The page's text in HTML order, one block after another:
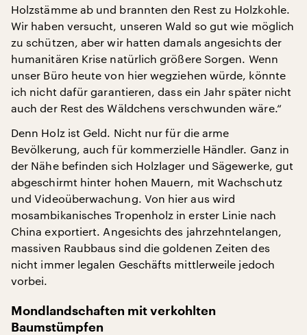
Holzstämme ab und brannten den Rest zu Holzkohle.
Wir haben versucht, unseren Wald so gut wie möglich
zu schützen, aber wir hatten damals angesichts der
humanitären Krise natürlich größere Sorgen. Wenn
unser Büro heute von hier wegziehen würde, könnte
ich nicht dafür garantieren, dass ein Jahr später nicht
auch der Rest des Wäldchens verschwunden wäre.“
Denn Holz ist Geld. Nicht nur für die arme
Bevölkerung, auch für kommerzielle Händler. Ganz in
der Nähe befinden sich Holzlager und Sägewerke, gut
abgeschirmt hinter hohen Mauern, mit Wachschutz
und Videoüberwachung. Von hier aus wird
mosambikanisches Tropenholz in erster Linie nach
China exportiert. Angesichts des jahrzehntelangen,
massiven Raubbaus sind die goldenen Zeiten des
nicht immer legalen Geschäfts mittlerweile jedoch
vorbei.
Mondlandschaften mit verkohlten
Baumstümpfen